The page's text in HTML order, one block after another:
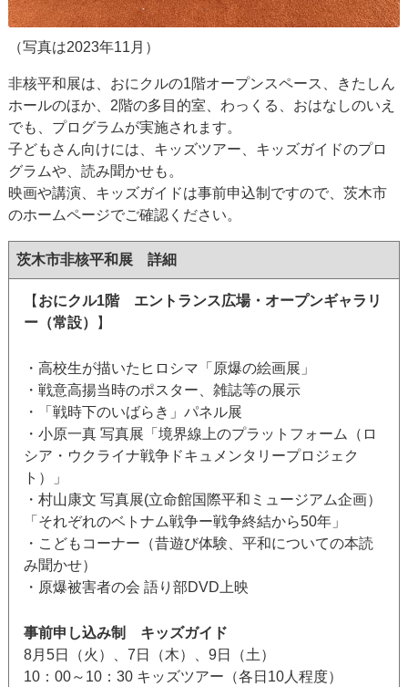
（写真は2023年11月）
非核平和展は、おにクルの1階オープンスペース、きたしん
ホールのほか、2階の多目的室、わっくる、おはなしのいえ
でも、プログラムが実施されます。
子どもさん向けには、キッズツアー、キッズガイドのプロ
グラムや、読み聞かせも。
映画や講演、キッズガイドは事前申込制ですので、茨木市
のホームページでご確認ください。
茨木市非核平和展 詳細
【 おにクル1階 エントランス広場・オープンギャラリ
ー（常設）
】
・高校生が描いたヒロシマ「原爆の絵画展」
・戦意高揚当時のポスター、雑誌等の展示
・「戦時下のいばらき」パネル展
・小原一真 写真展「境界線上のプラットフォーム（ロ
シア・ウクライナ戦争ドキュメンタリープロジェク
ト）」
・村山康文 写真展(立命館国際平和ミュージアム企画）
「それぞれのベトナム戦争ー戦争終結から50年」
・こどもコーナー（昔遊び体験、平和についての本読
み聞かせ）
・原爆被害者の会 語り部DVD上映
事前申し込み制 キッズガイド
8月5日（火）、7日（木）、9日（土）
10：00～10：30 キッズツアー（各日10人程度）